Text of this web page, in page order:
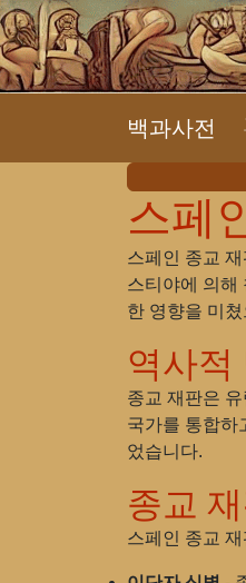
백과사전
스페
스페인 종교
스티야에 의해
한 영향을 미
역사적
종교 재판은
국가를 통합하
었습니다.
종교
스페인 종교